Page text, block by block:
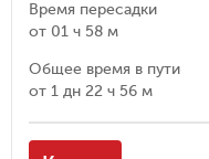
Время пересадки
от 01 ч 58 м
Общее время в пути
от 1 дн 22 ч 56 м